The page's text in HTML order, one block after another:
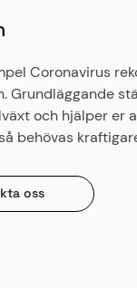
Coronavirus
Grundläggande
och hjälper er
behövas
oss